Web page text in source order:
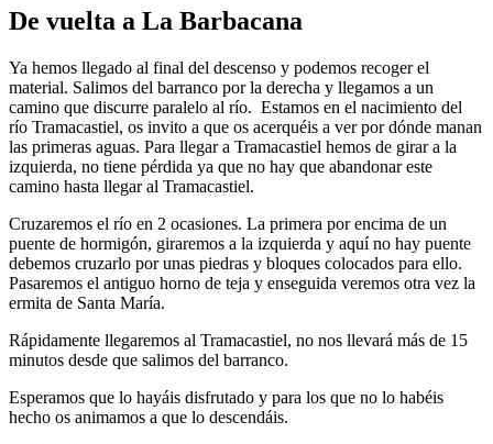
De vuelta a La Barbacana
Ya hemos llegado al final del descenso y podemos recoger el
material. Salimos del barranco por la derecha y llegamos a un
camino que discurre paralelo al río. Estamos en el nacimiento del
río Tramacastiel, os invito a que os acerquéis a ver por dónde manan
las primeras aguas. Para llegar a Tramacastiel hemos de girar a la
izquierda, no tiene pérdida ya que no hay que abandonar este
camino hasta llegar al Tramacastiel.
Cruzaremos el río en 2 ocasiones. La primera por encima de un
puente de hormigón, giraremos a la izquierda y aquí no hay puente
debemos cruzarlo por unas piedras y bloques colocados para ello.
Pasaremos el antiguo horno de teja y enseguida veremos otra vez la
ermita de Santa María.
Rápidamente llegaremos al Tramacastiel, no nos llevará más de 15
minutos desde que salimos del barranco.
Esperamos que lo hayáis disfrutado y para los que no lo habéis
hecho os animamos a que lo descendáis.